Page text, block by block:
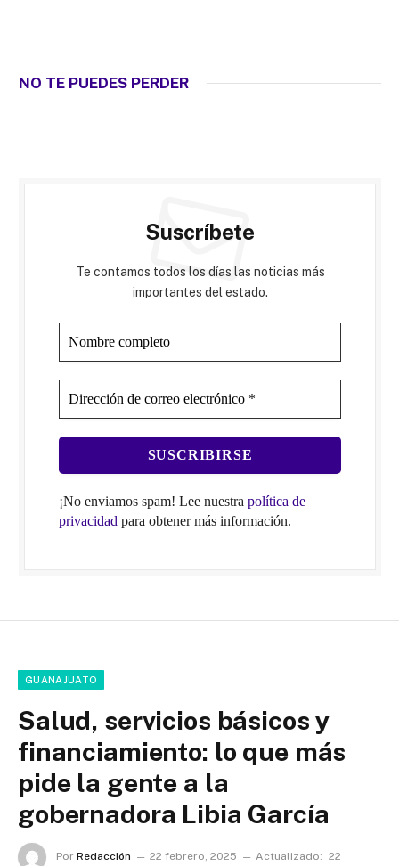
NO TE PUEDES PERDER
Suscríbete
Te contamos todos los días las noticias más
importantes del estado.
¡No enviamos spam! Lee nuestra política de
privacidad para obtener más información.
GUANAJUATO
Salud, servicios básicos y
financiamiento: lo que más
pide la gente a la
gobernadora Libia García
Por Redacción 22 febrero, 2025 Actualizado: 22